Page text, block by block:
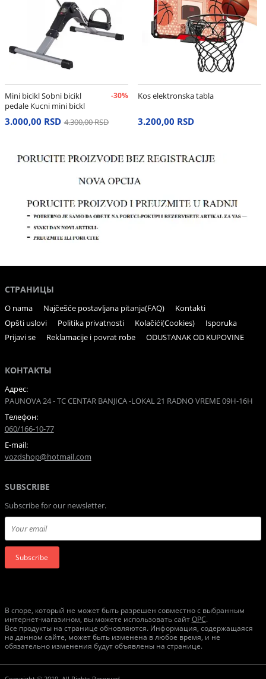
Mini bicikl Sobni bicikl
pedale Kucni mini bickl
-30%
3.000,00 RSD 4.300,00 RSD
Kos elektronska tabla
3.200,00 RSD
СТРАНИЦЫ
O nama Najčešće postavljana pitanja(FAQ)
Kontakti
Opšti uslovi
Politika privatnosti Kolačići(Cookies)
Isporuka
Prijavi se
Reklamacije i povrat robe ODUSTANAK OD KUPOVINE
КОНТАКТЫ
Адрес:
PAUNOVA 24 - TC CENTAR BANJICA -LOKAL 21 RADNO VREME 09H-16H
Телефон:
060/166-10-77
E-mail:
vozdshop@hotmail.com
SUBSCRIBE
Subscribe for our newsletter.
Subscribe
В споре, который не может быть разрешен совместно с выбранным
интернет-магазином, вы можете использовать сайтОРС.
Все продукты на странице обновляются. Информация, содержащаяся
на данном сайте, может быть изменена в любое время, и не
обязательно изменения будут объявлены на странице.